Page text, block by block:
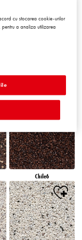
Chile3
Chile6
cu stocarea cookie-urilor
a analiza utilizarea